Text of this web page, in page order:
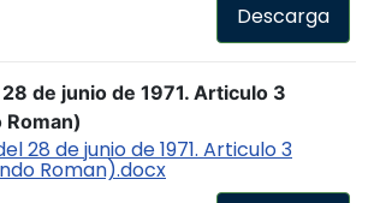
Descarga
de junio de 1971. Articulo 3
Roman)
28 de junio de 1971. Articulo 3
Roman).docx